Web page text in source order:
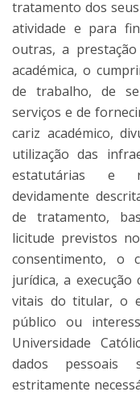
tratamento dos
atividade e para
outras, a
académica, o
de trabalho, de
serviços e de
cariz académico,
utilização das
estatutárias e
devidamente
de tratamento,
licitude previstos
consentimento, o
jurídica, a
vitais do titular, o
público ou
Universidade
dados pessoais
estritamente